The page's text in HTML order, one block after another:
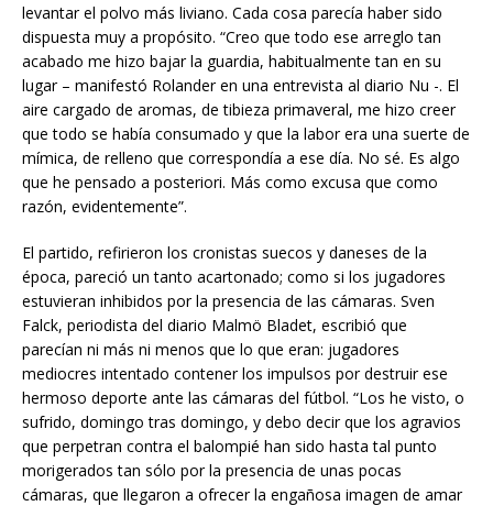
levantar el polvo más liviano. Cada cosa parecía haber sido
dispuesta muy a propósito. “Creo que todo ese arreglo tan
acabado me hizo bajar la guardia, habitualmente tan en su
lugar – manifestó Rolander en una entrevista al diario Nu -. El
aire cargado de aromas, de tibieza primaveral, me hizo creer
que todo se había consumado y que la labor era una suerte de
mímica, de relleno que correspondía a ese día. No sé. Es algo
que he pensado a posteriori. Más como excusa que como
razón, evidentemente”.
El partido, refirieron los cronistas suecos y daneses de la
época, pareció un tanto acartonado; como si los jugadores
estuvieran inhibidos por la presencia de las cámaras. Sven
Falck, periodista del diario Malmö Bladet, escribió que
parecían ni más ni menos que lo que eran: jugadores
mediocres intentado contener los impulsos por destruir ese
hermoso deporte ante las cámaras del fútbol. “Los he visto, o
sufrido, domingo tras domingo, y debo decir que los agravios
que perpetran contra el balompié han sido hasta tal punto
morigerados tan sólo por la presencia de unas pocas
cámaras, que llegaron a ofrecer la engañosa imagen de amar